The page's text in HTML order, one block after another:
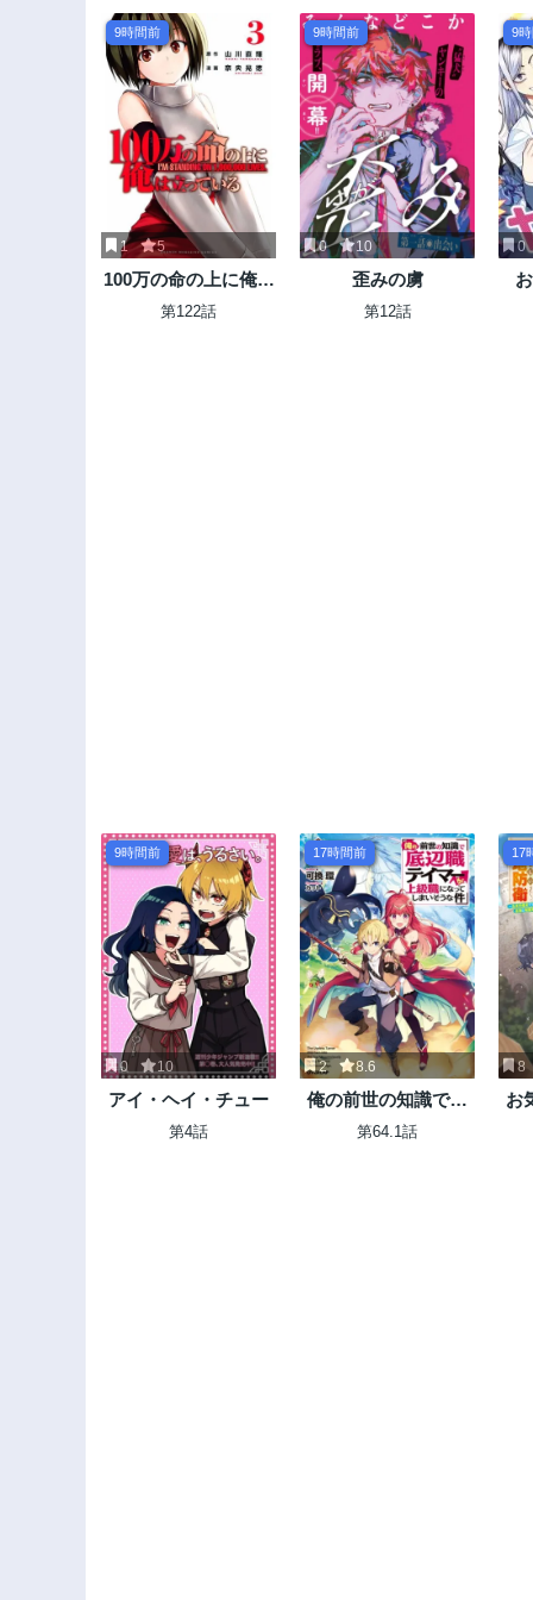
9時間前
1 5
100万の命の上に俺は
立っている
第122話
9時間前
0 10
歪みの虜
第12話
9
0
9時間前
0 10
アイ・ヘイ・チュー
第4話
17時間前
2 8.6
俺の前世の知識で底
辺職テイマーが上級
第64.1話
17
8
お
領